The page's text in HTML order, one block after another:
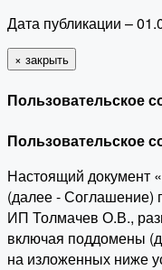
Дата публикации –
× закрыть
Пользовательское
Пользовательское
Настоящий документ
(далее - Соглашение)
ИП Толмачев О.В.,
включая поддомены
на изложенных ниже